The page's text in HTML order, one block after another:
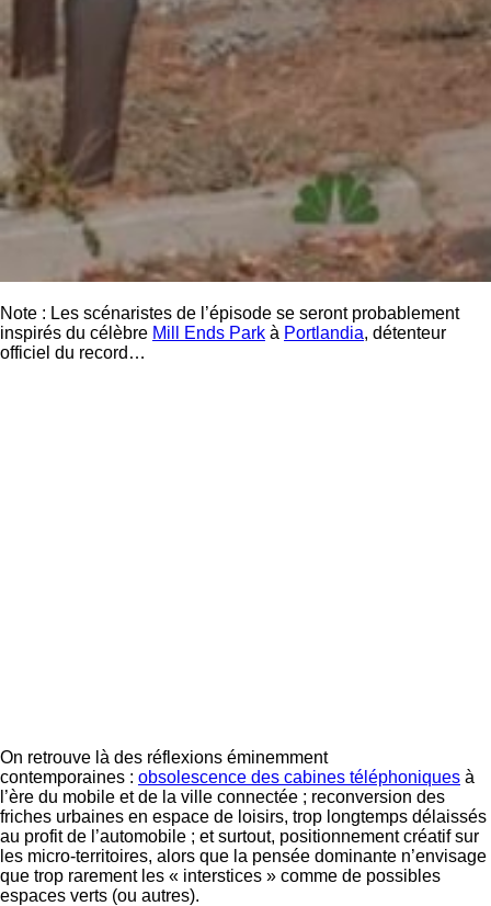
Note : Les scénaristes de l’épisode se seront probablement
inspirés du célèbre Mill Ends Park à Portlandia, détenteur
officiel du record…
On retrouve là des réflexions éminemment
contemporaines : obsolescence des cabines téléphoniques à
l’ère du mobile et de la ville connectée ; reconversion des
friches urbaines en espace de loisirs, trop longtemps délaissés
au profit de l’automobile ; et surtout, positionnement créatif sur
les micro-territoires, alors que la pensée dominante n’envisage
que trop rarement les « interstices » comme de possibles
espaces verts (ou autres).